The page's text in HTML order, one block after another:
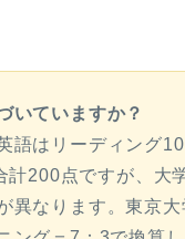
いていますか？
語はリーディング
計200点ですが、大
異なります。東京